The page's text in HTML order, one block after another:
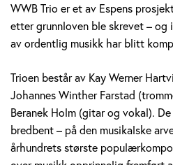
WWB Trio er et av Espens
etter grunnloven ble skrevet –
av ordentlig musikk har blitt
Trioen består av Kay Werner
Johannes Winther Farstad
Beranek Holm (gitar og vokal).
bredbent – på den musikalske
århundrets største